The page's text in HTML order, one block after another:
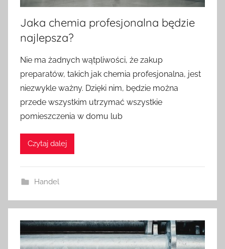
Jaka chemia profesjonalna będzie
najlepsza?
Nie ma żadnych wątpliwości, że zakup
preparatów, takich jak chemia profesjonalna, jest
niezwykle ważny. Dzięki nim, będzie można
przede wszystkim utrzymać wszystkie
pomieszczenia w domu lub
Czytaj dalej
Handel